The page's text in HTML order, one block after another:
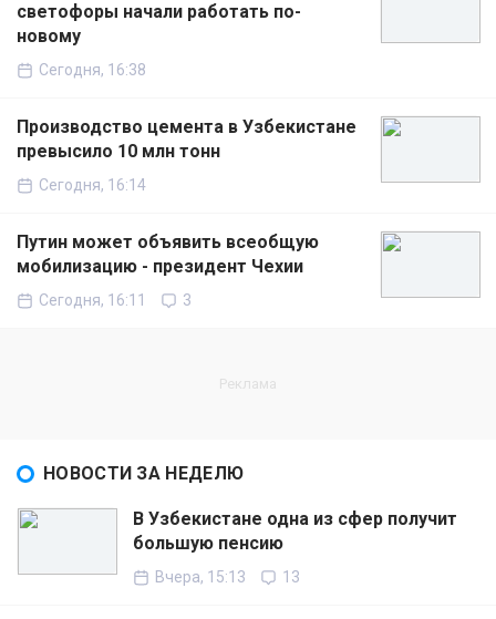
светофоры начали работать по-
новому
Сегодня, 16:38
Производство цемента в Узбекистане
превысило 10 млн тонн
Сегодня, 16:14
Путин может объявить всеобщую
мобилизацию - президент Чехии
Сегодня, 16:11 3
НОВОСТИ ЗА НЕДЕЛЮ
В Узбекистане одна из сфер получит
большую пенсию
Вчера, 15:13 13